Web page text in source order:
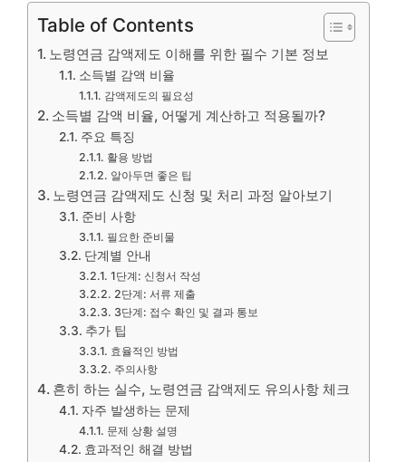
Table of Contents
노령연금 감액제도 이해를 위한 필수 기본 정보
소득별 감액 비율
감액제도의 필요성
소득별 감액 비율, 어떻게 계산하고 적용될까?
주요 특징
활용 방법
알아두면 좋은 팁
노령연금 감액제도 신청 및 처리 과정 알아보기
준비 사항
필요한 준비물
단계별 안내
1단계: 신청서 작성
2단계: 서류 제출
3단계: 접수 확인 및 결과 통보
추가 팁
효율적인 방법
주의사항
흔히 하는 실수, 노령연금 감액제도 유의사항 체크
자주 발생하는 문제
문제 상황 설명
효과적인 해결 방법